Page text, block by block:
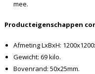
mee.
Producteigenschappen
Afmeting LxBxH:
Gewicht: 69 kilo.
Bovenrand: 50x25mm.